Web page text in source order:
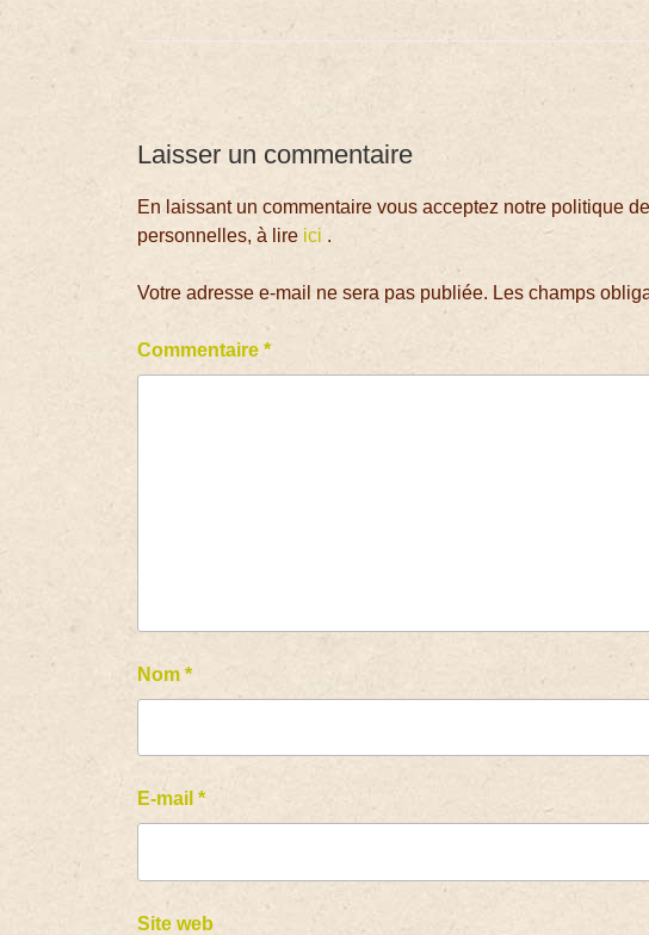
Laisser un commentaire
En laissant un commentaire vous acceptez notre politique
personnelles, à lire ici .
Votre adresse e-mail ne sera pas publiée. Les champs
Commentaire*
Nom*
E-mail*
Site web